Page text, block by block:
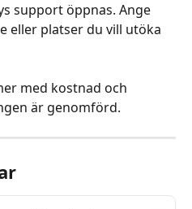
support öppnas. Ange
eller platser du vill utöka
med kostnad och
är genomförd.